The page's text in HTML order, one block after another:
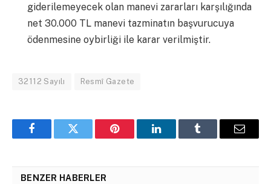
giderilemeyecek olan manevi zararları karşılığında
net 30.000 TL manevi tazminatın başvurucuya
ödenmesine oybirliği ile karar verilmiştir.
32112 Sayılı Resmî Gazete
FacebookTwitter Pinterest LinkedInTumblr Email
BENZER HABERLER